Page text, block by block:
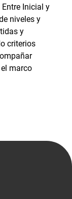
Inicial y
niveles y
y
criterios
marco